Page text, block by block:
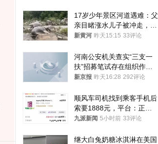
17岁少年景区河道遇难：父
亲目睹涨水儿子被冲走，当
地排除上游泄洪，家属盼厘
新黄河 昨天15:15 33评论
河南公安机关查实“三支一
扶”招募笔试存在组织作弊
犯罪行为
新京报 昨天16:28 292评论
顺风车司机找到乘客手机后
索要1888元，平台：正和
司机沟通协商
九派新闻 5小时前 33评论
继大白兔奶糖冰淇淋在美国